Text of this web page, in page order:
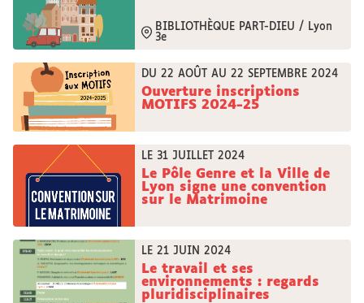
BIBLIOTHÈQUE PART-DIEU / Lyon
3e
DU 22 AOÛT AU 22 SEPTEMBRE 2024
Ouverture inscriptions
MOTIFS 2024-25
LE 31 JUILLET 2024
Le Pôle Genre et la Ville de
Lyon signe une convention
sur le Matrimoine
LE 21 JUIN 2024
Le travail et ses
environnements : regards
pluridisciplinaires